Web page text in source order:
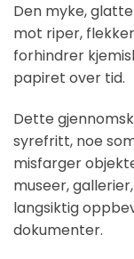
Den myke,
mot riper,
forhindrer
papiret over tid.
Dette
syrefritt, noe
misfarger
museer,
langsiktig
dokumenter.